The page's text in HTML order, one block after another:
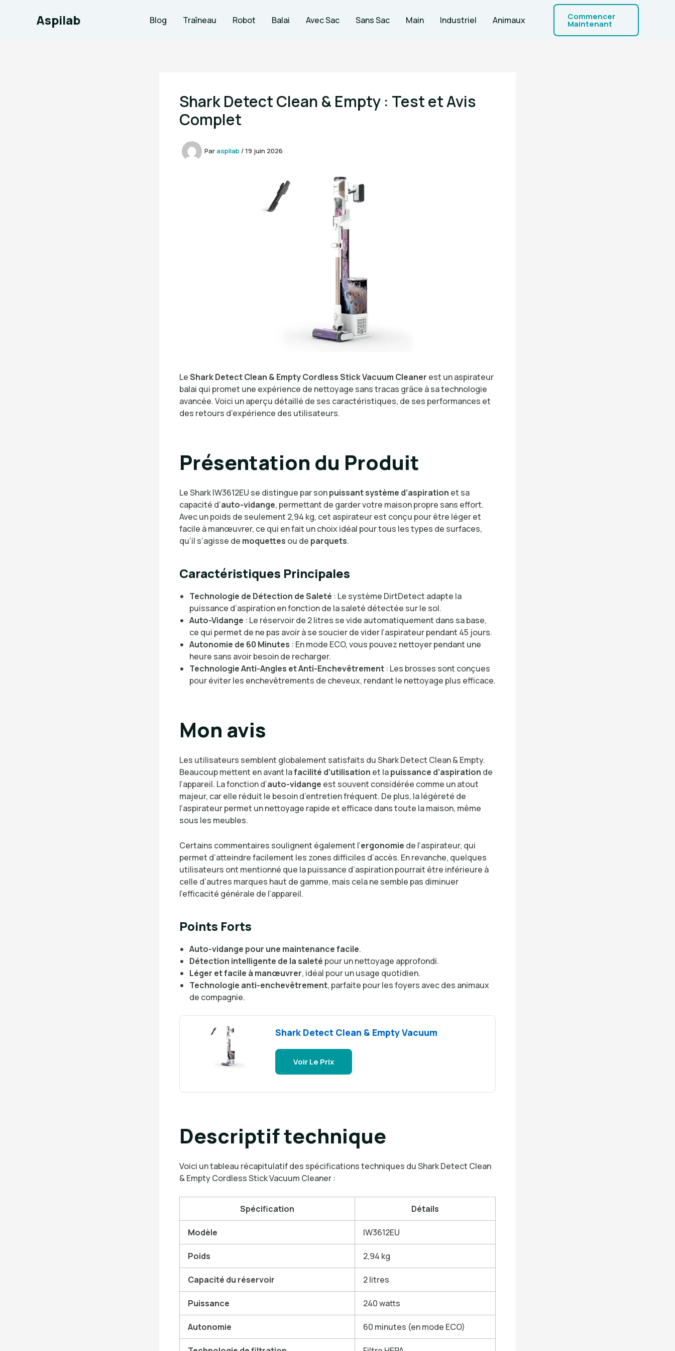
Aspilab Blog Traîneau Robot Balai Avec Sac Sans Sac Main Industriel Animaux Commencer
Maintenant
Shark Detect Clean & Empty : Test et Avis
Complet
Paraspilab /19 juin 2026
LeShark Detect Clean & Empty Cordless Stick Vacuum Cleaner est un aspirateur
balai qui promet une expérience de nettoyage sans tracas grâce à sa technologie
avancée. Voici un aperçu détaillé de ses caractéristiques, de ses performances et
des retours d’expérience des utilisateurs.
Présentation du Produit
Le Shark IW3612EU se distingue par sonpuissant système d’aspiration et sa
capacité d’auto-vidange, permettant de garder votre maison propre sans effort.
Avec un poids de seulement 2,94 kg, cet aspirateur est conçu pour être léger et
facile à manœuvrer, ce qui en fait un choix idéal pour tous les types de surfaces,
qu’il s’agisse de moquettes ou de parquets.
Caractéristiques Principales
Technologie de Détection de Saleté : Le système DirtDetect adapte la
puissance d’aspiration en fonction de la saleté détectée sur le sol.
Auto-Vidange : Le réservoir de 2 litres se vide automatiquement dans sa base,
ce qui permet de ne pas avoir à se soucier de vider l’aspirateur pendant 45 jours.
Autonomie de 60 Minutes : En mode ECO, vous pouvez nettoyer pendant une
heure sans avoir besoin de recharger.
Technologie Anti-Angles et Anti-Enchevêtrement : Les brosses sont conçues
pour éviter les enchevêtrements de cheveux, rendant le nettoyage plus efficace.
Mon avis
Les utilisateurs semblent globalement satisfaits du Shark Detect Clean & Empty.
Beaucoup mettent en avant lafacilité d’utilisation et lapuissance d’aspiration de
l’appareil. La fonction d’auto-vidange est souvent considérée comme un atout
majeur, car elle réduit le besoin d’entretien fréquent. De plus, la légèreté de
l’aspirateur permet un nettoyage rapide et efficace dans toute la maison, même
sous les meubles.
Certains commentaires soulignent également l’ergonomie de l’aspirateur, qui
permet d’atteindre facilement les zones difficiles d’accès. En revanche, quelques
utilisateurs ont mentionné que la puissance d’aspiration pourrait être inférieure à
celle d’autres marques haut de gamme, mais cela ne semble pas diminuer
l’efficacité générale de l’appareil.
Points Forts
Auto-vidange pour une maintenance facile.
Détection intelligente de la saleté pour un nettoyage approfondi.
Léger et facile à manœuvrer, idéal pour un usage quotidien.
Technologie anti-enchevêtrement, parfaite pour les foyers avec des animaux
de compagnie.
Shark Detect Clean & Empty Vacuum
Voir Le Prix
Descriptif technique
Voici un tableau récapitulatif des spécifications techniques du Shark Detect Clean
& Empty Cordless Stick Vacuum Cleaner :
Spécification Détails
Modèle IW3612EU
Poids 2,94 kg
Capacité du réservoir 2 litres
Puissance 240 watts
Autonomie 60 minutes (en mode ECO)